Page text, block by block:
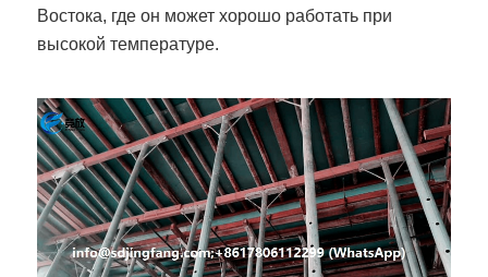
Востока, где он может хорошо работать при
высокой температуре.